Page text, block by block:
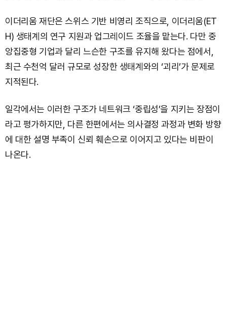
이더리움 재단은 스위스 기반 비영리 조직으로, 이더리움(ET
H) 생태계의 연구 지원과 업그레이드 조율을 맡는다. 다만 중
앙집중형 기업과 달리 느슨한 구조를 유지해 왔다는 점에서,
최근 수천억 달러 규모로 성장한 생태계와의 ‘괴리’가 문제로
지적된다.
일각에서는 이러한 구조가 네트워크 ‘중립성’을 지키는 장점이
라고 평가하지만, 다른 한편에서는 의사결정 과정과 변화 방향
에 대한 설명 부족이 신뢰 훼손으로 이어지고 있다는 비판이
나온다.